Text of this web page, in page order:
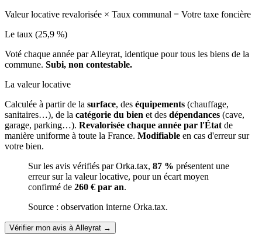
Valeur locative revalorisée × Taux communal = Votre taxe foncière
Le taux (25,9 %)
Voté chaque année par Alleyrat, identique pour tous les biens de la
commune. Subi, non contestable.
La valeur locative
Calculée à partir de la surface, des équipements (chauffage,
sanitaires…), de la catégorie du bien et des dépendances (cave,
garage, parking…). Revalorisée chaque année par l'État de
manière uniforme à toute la France. Modifiable en cas d'erreur sur
votre bien.
Sur les avis vérifiés par Orka.tax, 87 % présentent une
erreur sur la valeur locative, pour un écart moyen
confirmé de 260 € par an.
Source : observation interne Orka.tax.
Vérifier mon avis à Alleyrat →